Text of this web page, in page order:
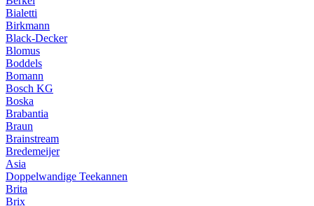
Bialetti
Birkmann
Black-Decker
Blomus
Boddels
Bomann
Bosch KG
Boska
Brabantia
Braun
Brainstream
Bredemeijer
Asia
Doppelwandige Teekannen
Brita
Brix